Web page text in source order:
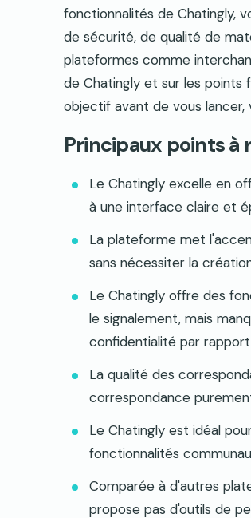
fonctionnalités de Chatingly,
de sécurité, de qualité de
plateformes comme
de Chatingly et sur les points
objectif avant de vous lancer,
Principaux points à
Le Chatingly excelle en
à une interface claire et
La plateforme met
sans nécessiter la
Le Chatingly offre des
le signalement, mais
confidentialité par
La qualité des
correspondance
Le Chatingly est idéal
fonctionnalités
Comparée à d'autres
propose pas d'outils de